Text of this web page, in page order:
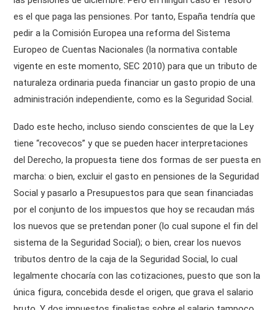
es el que paga las pensiones. Por tanto, España tendría que
pedir a la Comisión Europea una reforma del Sistema
Europeo de Cuentas Nacionales (la normativa contable
vigente en este momento, SEC 2010) para que un tributo de
naturaleza ordinaria pueda financiar un gasto propio de una
administración independiente, como es la Seguridad Social.
Dado este hecho, incluso siendo conscientes de que la Ley
tiene “recovecos” y que se pueden hacer interpretaciones
del Derecho, la propuesta tiene dos formas de ser puesta en
marcha: o bien, excluir el gasto en pensiones de la Seguridad
Social y pasarlo a Presupuestos para que sean financiadas
por el conjunto de los impuestos que hoy se recaudan más
los nuevos que se pretendan poner (lo cual supone el fin del
sistema de la Seguridad Social); o bien, crear los nuevos
tributos dentro de la caja de la Seguridad Social, lo cual
legalmente chocaría con las cotizaciones, puesto que son la
única figura, concebida desde el origen, que grava el salario